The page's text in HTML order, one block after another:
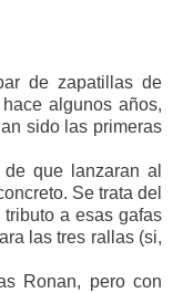
de zapatillas de
algunos años,
sido las primeras
que lanzaran al
Se trata del
a esas gafas
las tres rallas (si,
Ronan, pero con